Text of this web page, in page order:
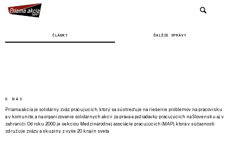
ČLÁNKY ĎALŠIE SPRÁVY
O NÁS
Priama akcia je solidárny zväz pracujúcich, ktorý sa sústreďuje na riešenie problémov na pracovisku
a v komunite, a na organizovanie solidárnych akcií za práva a požiadavky pracujúcich na Slovensku aj v
zahraničí. Od roku 2000 je sekciou Medzinárodnej asociácie pracujúcich (MAP), ktorá v súčasnosti
združuje zväzy a skupiny z vyše 20 krajín sveta.